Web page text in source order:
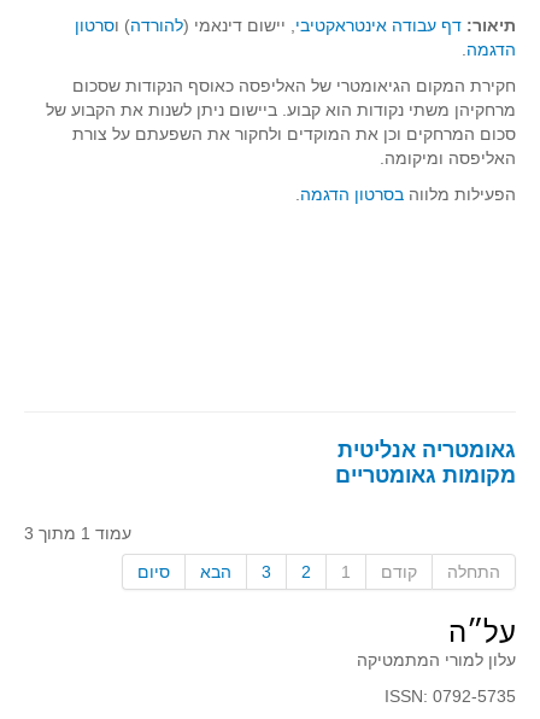
תיאור: דף עבודה אינטראקטיבי , יישום דינאמי (להורדה) וסרטון
הדגמה
חקירת המקום הגיאומטרי של האליפסה כאוסף הנקודות שסכום
מרחקיהן משתי נקודות הוא קבוע. ביישום ניתן לשנות את הקבוע של
סכום המרחקים וכן את המוקדים ולחקור את השפעתם על צורת
האליפסה ומיקומה.
הפעילות מלווה בסרטון הדגמה
גאומטריה אנליטית
מקומות גאומטריים
עמוד 1 מתוך 3
התחלה
קודם 1
2
3 הבא סיום
על״ה
עלון למורי המתמטיקה
ISSN: 0792-5735